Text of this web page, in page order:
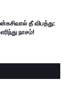
தீ விபத்து:
நாசம்!